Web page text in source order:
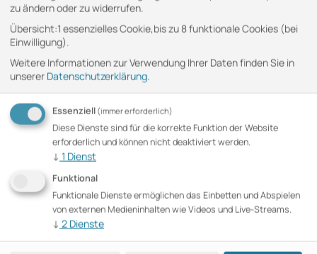
Gern stehen wir Ihnen für Ihre Anfragen zur
Verfügung.
Telefon
+49 (0)30 76 75 97 8-61
Email
tz-bpk@b2events.com
Adresse
B2events GmbH
im Haus der Bundespressekonferenz
Schiffbauerdamm 40, 10117 Berlin
Folgen Sie uns
zu ändern oder zu widerrufen.
Übersicht:1 essenzielles Cookie,bis zu 8 funktionale Cookies (bei
Einwilligung).
Weitere Informationen zur Verwendung Ihrer Daten finden Sie in
unserer Datenschutzerklärung.
Essenziell (immer erforderlich)
Diese Dienste sind für die korrekte Funktion der Website
erforderlich und können nicht deaktiviert werden.
↓ 1 Dienst
Funktional
Funktionale Dienste ermöglichen das Einbetten und Abspielen
von externen Medieninhalten wie Videos und Live-Streams.
↓ 2 Dienste